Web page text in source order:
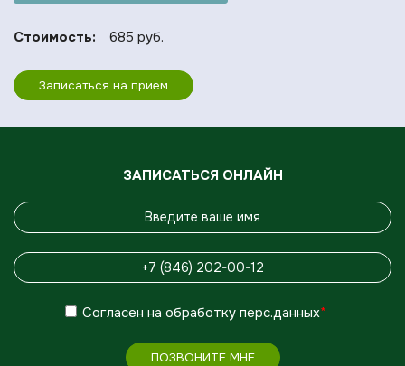
Стоимость: 685 руб.
Записаться на прием
ЗАПИСАТЬСЯ ОНЛАЙН
Согласен на обработку перс.данных*
ПОЗВОНИТЕ МНЕ